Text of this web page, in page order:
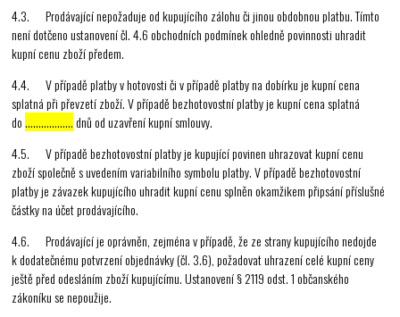
4.3. Prodávající nepožaduje od kupujícího zálohu či jinou obdobnou platbu. Tímto
není dotčeno ustanovení čl. 4.6 obchodních podmínek ohledně povinnosti uhradit
kupní cenu zboží předem.
4.4. V případě platby v hotovosti či v případě platby na dobírku je kupní cena
splatná při převzetí zboží. V případě bezhotovostní platby je kupní cena splatná
do ………………dnů od uzavření kupní smlouvy.
4.5. V případě bezhotovostní platby je kupující povinen uhrazovat kupní cenu
zboží společně s uvedením variabilního symbolu platby. V případě bezhotovostní
platby je závazek kupujícího uhradit kupní cenu splněn okamžikem připsání příslušné
částky na účet prodávajícího.
4.6. Prodávající je oprávněn, zejména v případě, že ze strany kupujícího nedojde
k dodatečnému potvrzení objednávky (čl. 3.6), požadovat uhrazení celé kupní ceny
ještě před odesláním zboží kupujícímu. Ustanovení § 2119 odst. 1 občanského
zákoníku se nepoužije.